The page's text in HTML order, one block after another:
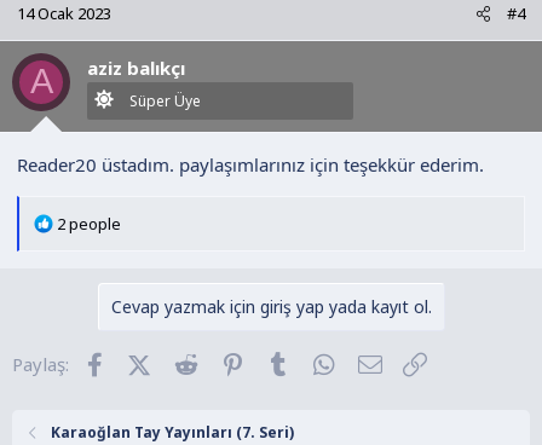
i
l
e
r
14 Ocak 2023 #4
A aziz balıkçı
Süper Üye
Reader20 üstadım. paylaşımlarınız için teşekkür ederim.
T
e
2 people
Cevap yazmak için giriş yap yada kayıt ol.
Paylaş: FacebookX (Twitter)
Reddit Pinterest
Tumblr WhatsApp
E-posta
Karaoğlan Tay Yayınları (7. Seri)